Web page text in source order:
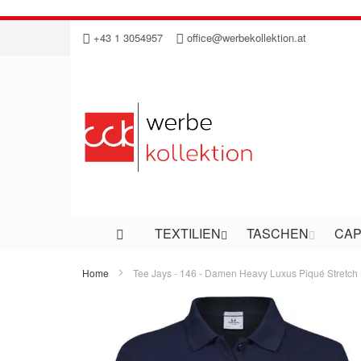
Direkt
Inhalt
+43 1 3054957 office@werbekollektion.at
TEXTILIEN TASCHEN
Home Tee Jays - 146 - Damen Heavy Luxus Piqué
Bildergalerie